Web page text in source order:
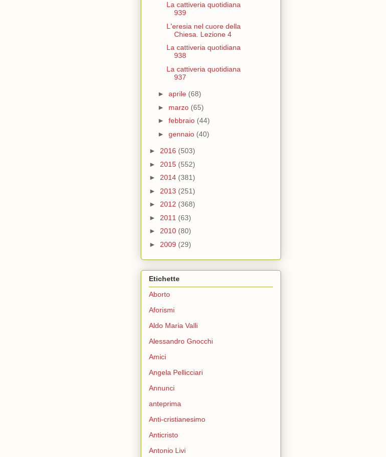
La cattiveria quotidiana
939
L'eresia nel cuore della
Chiesa. Lezione 4
La cattiveria quotidiana
938
La cattiveria quotidiana
937
► aprile (68)
► marzo (65)
► febbraio (44)
► gennaio (40)
► 2016 (503)
► 2015 (552)
► 2014 (381)
► 2013 (251)
► 2012 (368)
► 2011 (63)
► 2010 (80)
► 2009 (29)
Etichette
Aborto
Aforismi
Aldo Maria Valli
Alessandro Gnocchi
Amici
Angela Pellicciari
Annunci
anteprima
Anti-cristianesimo
Anticristo
Antonio Livi